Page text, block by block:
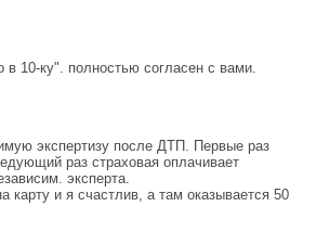
в 10-ку". полностью согласен с вами.
экспертизу после ДТП. Первые раз
раз страховая оплачивает
эксперта.
карту и я счастлив, а там оказывается 50